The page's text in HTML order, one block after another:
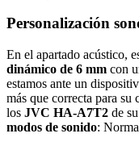
Personalización
En el apartado acústico,
dinámico de 6 mm con
estamos ante un
más que correcta para su
los JVC HA-A7T2 de
modos de sonido: